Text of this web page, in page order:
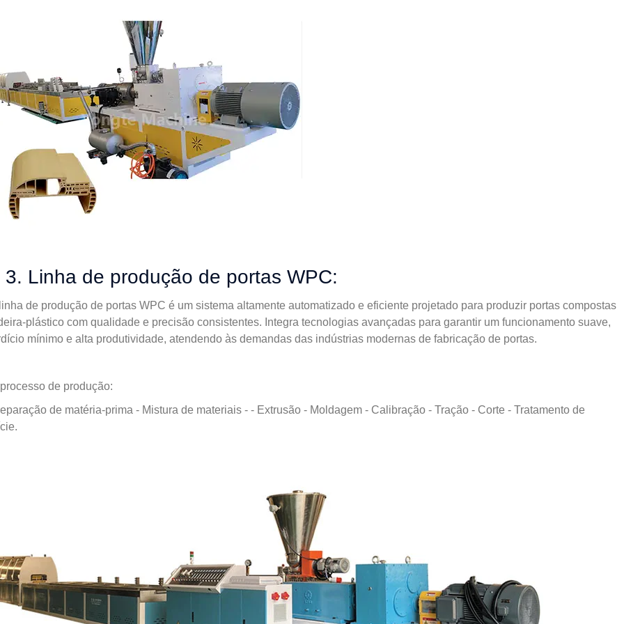
3. Linha de produção de portas WPC:
de produção de portas WPC é um sistema altamente automatizado e eficiente projetado para produzir portas compostas
plástico com qualidade e precisão consistentes. Integra tecnologias avançadas para garantir um funcionamento suave,
mínimo e alta produtividade, atendendo às demandas das indústrias modernas de fabricação de portas.
de produção:
de matéria-prima - Mistura de materiais - - Extrusão - Moldagem - Calibração - Tração - Corte - Tratamento de